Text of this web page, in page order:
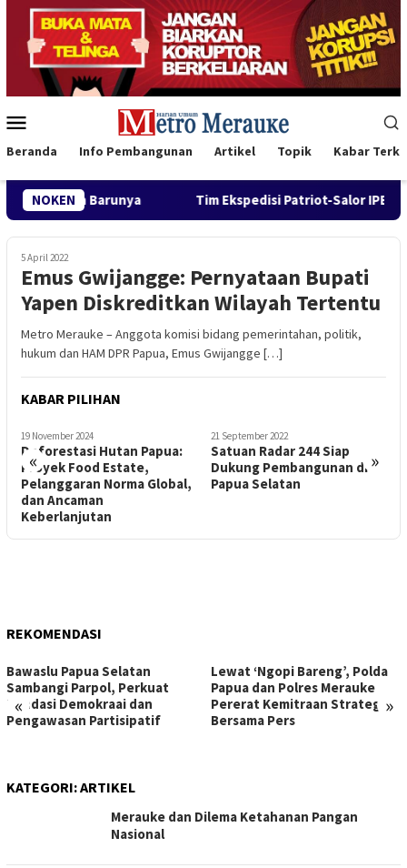
Loncat
konten
Mobile
Beranda Info Pembangunan Artikel Topik Kabar
NOKENTim Ekspedisi Patriot-Salor IPB University Gandeng
5 April 2022
Emus Gwijangge: Pernyataan Bupati
Yapen Diskreditkan Wilayah Tertentu
Metro Merauke – Anggota komisi bidang pemerintahan, politik,
hukum dan HAM DPR Papua, Emus Gwijangge […]
KABAR PILIHAN
« »
19 November 2024
Deforestasi Hutan Papua:
Proyek Food Estate,
Pelanggaran Norma Global,
dan Ancaman
Keberlanjutan
21 September 2022
Satuan Radar 244 Siap
Dukung Pembangunan di
Papua Selatan
REKOMENDASI
« »
Bawaslu Papua Selatan
Sambangi Parpol, Perkuat
Pondasi Demokraai dan
Pengawasan Partisipatif
Lewat ‘Ngopi Bareng’, Polda
Papua dan Polres Merauke
Pererat Kemitraan Strategis
Bersama Pers
KATEGORI:ARTIKEL
Merauke dan Dilema Ketahanan Pangan
Nasional